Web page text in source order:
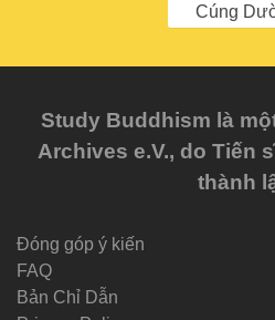
Cúng
Study Buddhism là
Archives e.V., do Tiến
thành
Đóng góp ý kiến
FAQ
Bản Chỉ Dẫn